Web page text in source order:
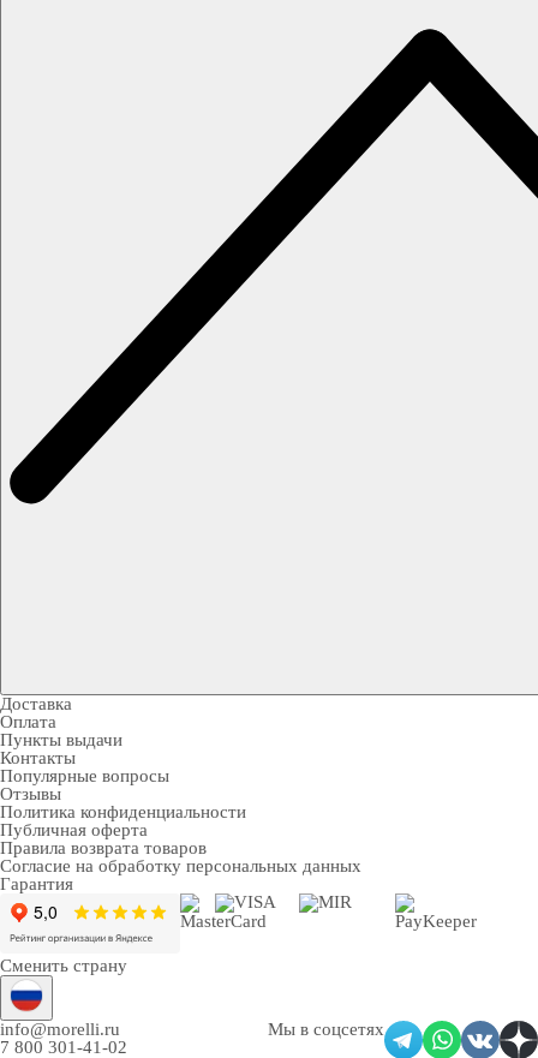
Доставка
Оплата
Пункты выдачи
Контакты
Популярные вопросы
Отзывы
Политика конфиденциальности
Публичная оферта
Правила возврата товаров
Согласие на обработку персональных данных
Гарантия
Сменить страну
info@morelli.ru
7 800 301-41-02
Мы в соцсетях